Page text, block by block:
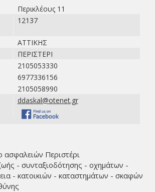
Περικλέους 11
12137
ΑΤΤΙΚΗΣ
ΠΕΡΙΣΤΕΡΙ
2105053330
6977336156
2105058990
ddaskal@otenet.gr
ασφαλειών Περιστέρι
- συνταξιοδότησης - οχημάτων -
- κατοικιών - καταστημάτων - σκαφών